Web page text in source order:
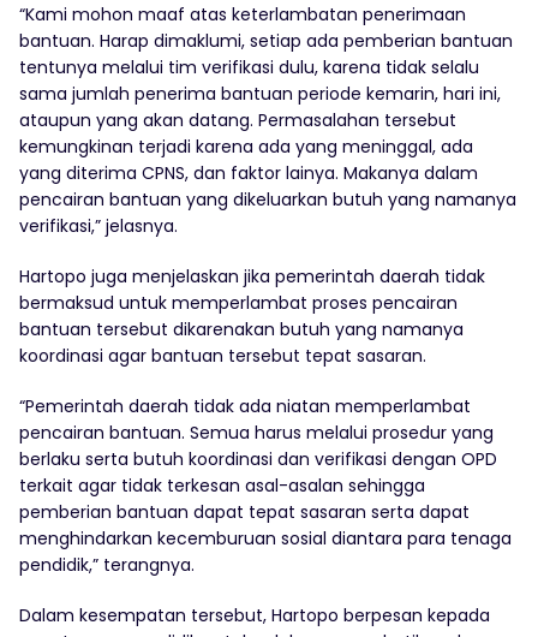
“Kami mohon maaf atas keterlambatan penerimaan
bantuan. Harap dimaklumi, setiap ada pemberian bantuan
tentunya melalui tim verifikasi dulu, karena tidak selalu
sama jumlah penerima bantuan periode kemarin, hari ini,
ataupun yang akan datang. Permasalahan tersebut
kemungkinan terjadi karena ada yang meninggal, ada
yang diterima CPNS, dan faktor lainya. Makanya dalam
pencairan bantuan yang dikeluarkan butuh yang namanya
verifikasi,” jelasnya.
Hartopo juga menjelaskan jika pemerintah daerah tidak
bermaksud untuk memperlambat proses pencairan
bantuan tersebut dikarenakan butuh yang namanya
koordinasi agar bantuan tersebut tepat sasaran.
“Pemerintah daerah tidak ada niatan memperlambat
pencairan bantuan. Semua harus melalui prosedur yang
berlaku serta butuh koordinasi dan verifikasi dengan OPD
terkait agar tidak terkesan asal-asalan sehingga
pemberian bantuan dapat tepat sasaran serta dapat
menghindarkan kecemburuan sosial diantara para tenaga
pendidik,” terangnya.
Dalam kesempatan tersebut, Hartopo berpesan kepada